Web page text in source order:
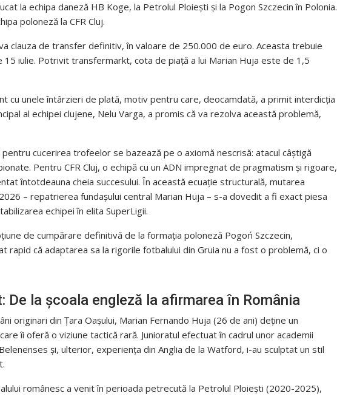
la echipa daneză HB Koge, la Petrolul Ploiești și la Pogon Szczecin în Polonia.
poloneză la CFR Cluj.
clauza de transfer definitiv, în valoare de 250.000 de euro. Aceasta trebuie
15 iulie. Potrivit transfermarkt, cota de piață a lui Marian Huja este de 1,5
cu unele întârzieri de plată, motiv pentru care, deocamdată, a primit interdicția
al echipei clujene, Nelu Varga, a promis că va rezolva această problemă,
cucerirea trofeelor se bazează pe o axiomă nescrisă: atacul câștigă
Pentru CFR Cluj, o echipă cu un ADN impregnat de pragmatism și rigoare,
întotdeauna cheia succesului. În această ecuație structurală, mutarea
– repatrierea fundașului central Marian Huja – s-a dovedit a fi exact piesa
echipei în elita SuperLigii.
de cumpărare definitivă de la formația poloneză Pogoń Szczecin,
rapid că adaptarea sa la rigorile fotbalului din Gruia nu a fost o problemă, ci o
De la școala engleză la afirmarea în România
originari din Țara Oașului, Marian Fernando Huja (26 de ani) deține un
îi oferă o viziune tactică rară. Junioratul efectuat în cadrul unor academii
și, ulterior, experiența din Anglia de la Watford, i-au sculptat un stil
românesc a venit în perioada petrecută la Petrolul Ploiești (2020-2025),